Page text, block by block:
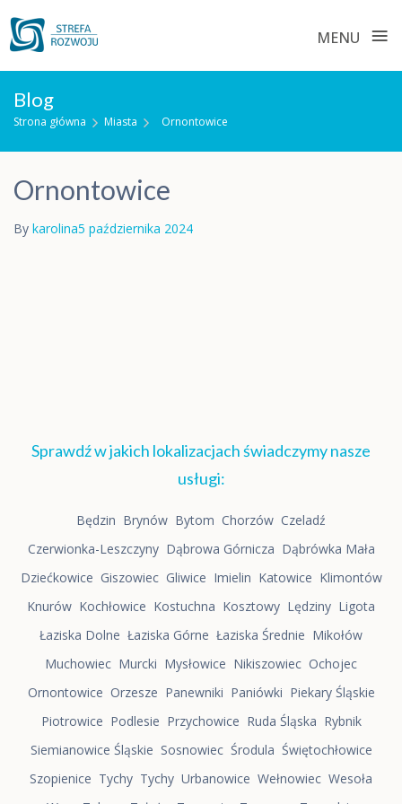
MENU ≡
content
Blog
Strona główna Miasta Ornontowice
Ornontowice
By karolina5 października 2024
Sprawdź w jakich lokalizacjach świadczymy nasze
usługi:
Będzin Brynów Bytom Chorzów Czeladź
Czerwionka-Leszczyny Dąbrowa Górnicza Dąbrówka Mała
Dziećkowice Giszowiec Gliwice Imielin Katowice Klimontów
Knurów Kochłowice Kostuchna Kosztowy Lędziny Ligota
Łaziska Dolne Łaziska Górne Łaziska Średnie Mikołów
Muchowiec Murcki Mysłowice Nikiszowiec Ochojec
Ornontowice Orzesze Panewniki Paniówki Piekary Śląskie
Piotrowice Podlesie Przychowice Ruda Śląska Rybnik
Siemianowice Śląskie Sosnowiec Środula Świętochłowice
Szopienice Tychy Tychy Urbanowice Wełnowiec Wesoła